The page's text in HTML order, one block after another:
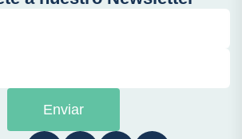
Enviar